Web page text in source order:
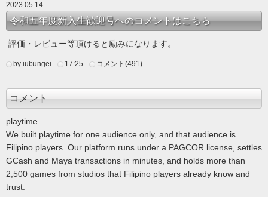
2023.05.14
令和五年度新入生歓迎号へのコメントはこちら
評価・レビュー等頂けると励みになります。
by iubungei 17:25 コメント(491)
コメント
playtime
We built playtime for one audience only, and that audience is
Filipino players. Our platform runs under a PAGCOR license, settles
GCash and Maya transactions in minutes, and holds more than
2,500 games from studios that Filipino players already know and
trust.